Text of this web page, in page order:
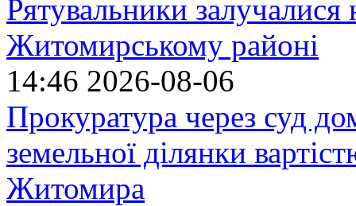
Рятувальники
Житомирському районі
14:46 2026-08-06
Прокуратура через суд
земельної ділянки
Житомира